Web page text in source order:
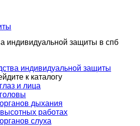
индивидуальной защиты
к каталогу
и лица
дыхания
работах
слуха